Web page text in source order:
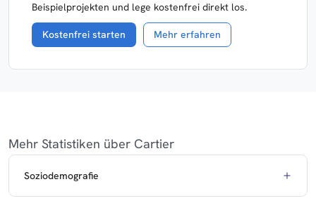
Beispielprojekten und lege kostenfrei direkt los.
Kostenfrei starten Mehr erfahren
Mehr Statistiken über Cartier
Soziodemografie